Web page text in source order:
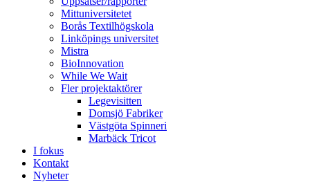
Mittuniversitetet
Borås Textilhögskola
Linköpings universitet
Mistra
BioInnovation
While We Wait
Fler projektaktörer
Legevisitten
Domsjö Fabriker
Västgöta Spinneri
Marbäck Tricot
I fokus
Kontakt
Nyheter